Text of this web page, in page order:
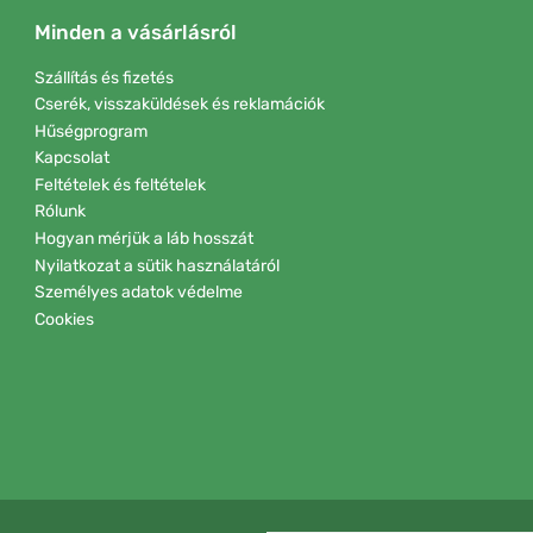
Minden a vásárlásról
Szállítás és fizetés
Cserék, visszaküldések és reklamációk
Hűségprogram
Kapcsolat
Feltételek és feltételek
Rólunk
Hogyan mérjük a láb hosszát
Nyilatkozat a sütik használatáról
Személyes adatok védelme
Cookies